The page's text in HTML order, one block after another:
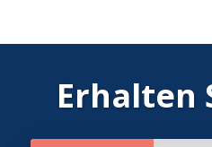
Erhalten